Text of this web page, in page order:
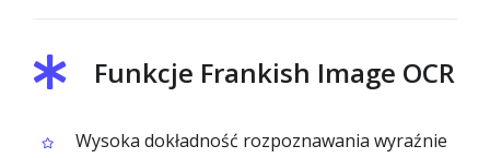
Funkcje Frankish Image OCR
Wysoka dokładność rozpoznawania wyraźnie